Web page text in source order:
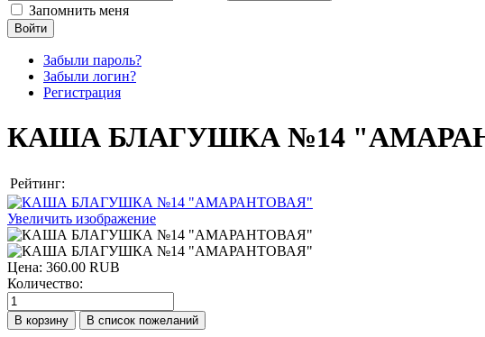
Запомнить меня
Войти
Забыли пароль?
Забыли логин?
Регистрация
КАША БЛАГУШКА №14
Рейтинг:
Увеличить изображение
Цена: 360.00 RUB
Количество: